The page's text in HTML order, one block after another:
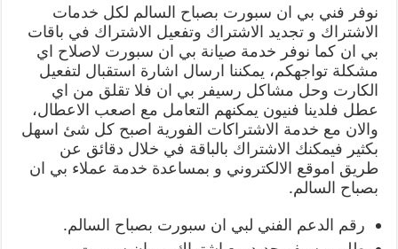
نوفر فني بي ان سبورت بصباح السالم لكل خدمات
الاشتراك و تجديد الاشتراك وتفعيل الاشتراك في باقات
بي ان كما نوفر خدمة صيانة بي ان سبورت لاصلاح اي
مشكلة تواجهكم، يمكننا ارسال اشارة استقبال لتفعيل
الكارت وحل مشاكل رسيفر بي ان فلا تقلق من اي
عطل فلدينا فنيون يمكنهم التعامل مع اصعب الاعطال،
والان مع خدمة الاشتراكات الفورية اصبح كل شئ اسهل
بكثير فيمكنك الاشتراك بالباقة في خلال دقائق عن
طريق اموقع الالكتروني و بمساعدة خدمة عملاء بي ان
بصباح السالم.
رقم الدعم الفني لبي ان سبورت بصباح السالم.